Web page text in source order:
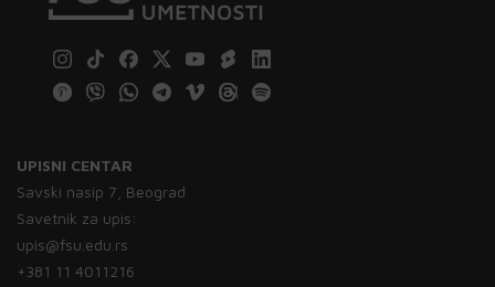
UPISNI CENTAR
Savski nasip 7, Beograd
Savetnik za upis:
upis@fsu.edu.rs
+381 11 4011216